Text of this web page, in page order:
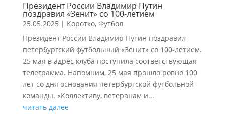
Президент России Владимир Путин
поздравил «Зенит» со 100-летием
25.05.2025 | Коротко, Футбол
Президент России Владимир Путин поздравил
петербургский футбольный «Зенит» со 100‑летием.
25 мая в адрес клуба поступила соответствующая
телеграмма. Напомним, 25 мая прошло ровно 100
лет со дня основания петербургской футбольной
команды. «Коллективу, ветеранам и...
читать далее